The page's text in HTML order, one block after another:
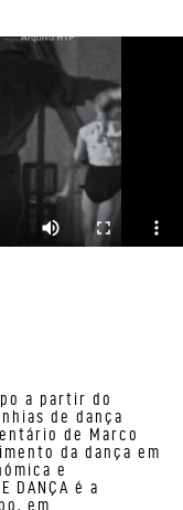
a partir do
de dança
de Marco
da dança em
e
DANÇA é a
em